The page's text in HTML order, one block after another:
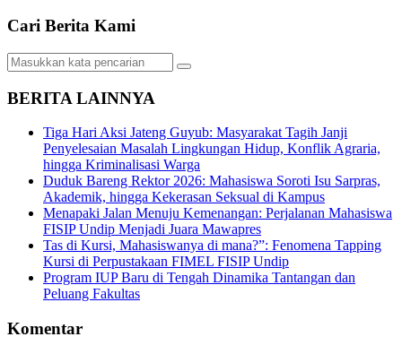
Cari Berita Kami
BERITA LAINNYA
Tiga Hari Aksi Jateng Guyub: Masyarakat Tagih Janji
Penyelesaian Masalah Lingkungan Hidup, Konflik Agraria,
hingga Kriminalisasi Warga
Duduk Bareng Rektor 2026: Mahasiswa Soroti Isu Sarpras,
Akademik, hingga Kekerasan Seksual di Kampus
Menapaki Jalan Menuju Kemenangan: Perjalanan Mahasiswa
FISIP Undip Menjadi Juara Mawapres
Tas di Kursi, Mahasiswanya di mana?”: Fenomena Tapping
Kursi di Perpustakaan FIMEL FISIP Undip
Program IUP Baru di Tengah Dinamika Tantangan dan
Peluang Fakultas
Komentar